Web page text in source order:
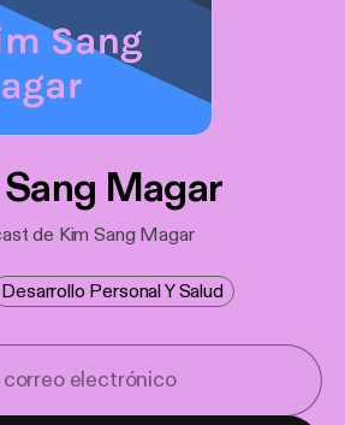
Magar
de Kim Sang Magar
Desarrollo Personal Y Salud